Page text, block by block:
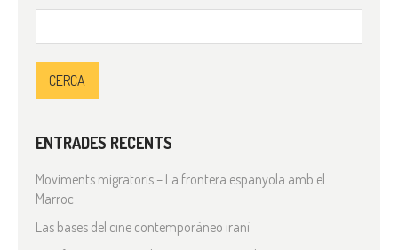
ENTRADES RECENTS
Moviments migratoris – La frontera espanyola amb el
Marroc
Las bases del cine contemporáneo iraní